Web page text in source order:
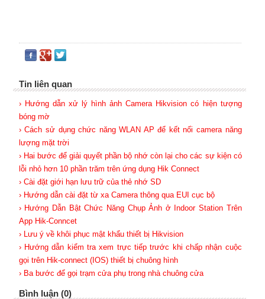
Tin liên quan
› Hướng dẫn xử lý hình ảnh Camera Hikvision có hiện tượng
bóng mờ
› Cách sử dụng chức năng WLAN AP để kết nối camera năng
lượng mặt trời
› Hai bước để giải quyết phần bộ nhớ còn lại cho các sự kiện có
lỗi nhỏ hơn 10 phần trăm trên ứng dụng Hik Connect
› Cài đặt giới hạn lưu trữ của thẻ nhớ SD
› Hướng dẫn cài đặt từ xa Camera thông qua EUI cục bộ
› Hướng Dẫn Bật Chức Năng Chụp Ảnh ở Indoor Station Trên
App Hik-Conncet
› Lưu ý về khôi phục mật khẩu thiết bị Hikvision
› Hướng dẫn kiểm tra xem trực tiếp trước khi chấp nhận cuộc
gọi trên Hik-connect (IOS) thiết bị chuông hình
› Ba bước để gọi trạm cửa phụ trong nhà chuông cửa
Bình luận (0)